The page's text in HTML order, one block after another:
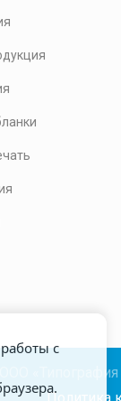
ООО
Политика
с